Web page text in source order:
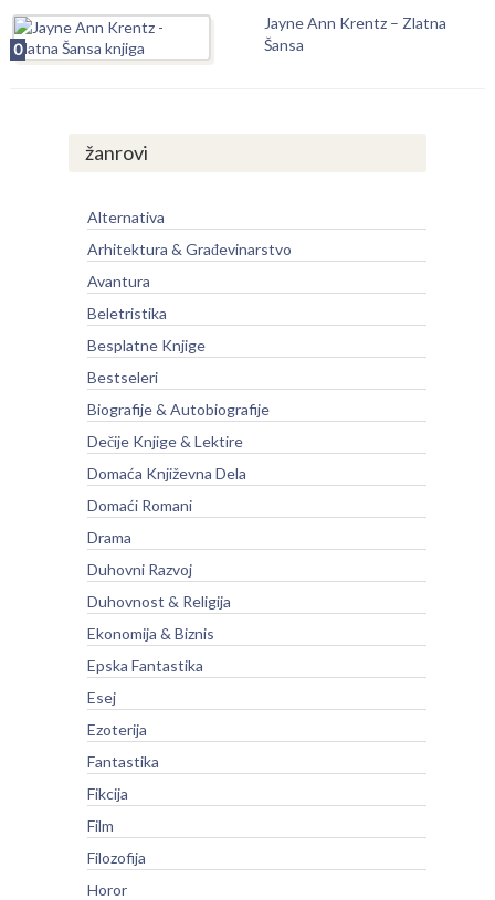
0
Jayne Ann Krentz – Zlatna
Šansa
žanrovi
Alternativa
Arhitektura & Građevinarstvo
Avantura
Beletristika
Besplatne Knjige
Bestseleri
Biografije & Autobiografije
Dečije Knjige & Lektire
Domaća Književna Dela
Domaći Romani
Drama
Duhovni Razvoj
Duhovnost & Religija
Ekonomija & Biznis
Epska Fantastika
Esej
Ezoterija
Fantastika
Fikcija
Film
Filozofija
Horor